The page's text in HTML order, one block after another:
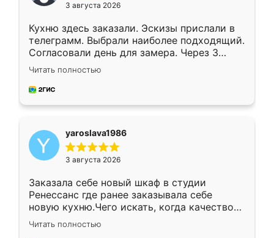
3 августа 2026
Кухню здесь заказали. Эскизы прислали в
телеграмм. Выбрали наиболее подходящий.
Согласовали день для замера. Через 3
недели кухня была уже готова. Остались
довольны работой. Спасибо Ренессанс
мебель за качественную работу!
Читать полностью
yaroslava1986
3 августа 2026
Заказала себе новый шкаф в студии
Ренессанс где ранее заказывала себе
новую кухню.Чего искать, когда качеством
вполне довольна. Служит кухня уже почти
два года, нареканий нет.
Читать полностью